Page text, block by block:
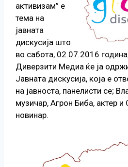
активизам” е
тема на
јавната
дискусија што
во сабота, 02.07.2016
Диверзити Медиа ќе ја
Јавната дискусија, која е
на јавноста, панелисти се;
музичар, Агрон Биба, актер
новинар.